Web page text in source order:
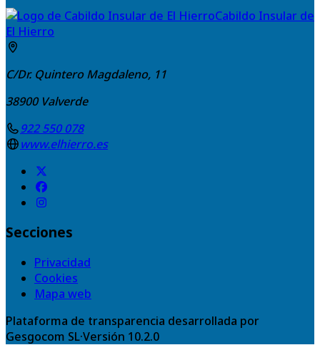
Cabildo Insular de
El Hierro
C/Dr. Quintero Magdaleno, 11
38900 Valverde
922 550 078
www.elhierro.es
Secciones
Privacidad
Cookies
Mapa web
Plataforma de transparencia desarrollada por
Gesgocom SL·Versión 10.2.0